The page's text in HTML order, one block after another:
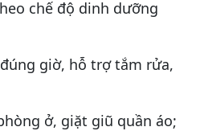
chế độ dinh dưỡng
giờ, hỗ trợ tắm rửa,
ở, giặt giũ quần áo;